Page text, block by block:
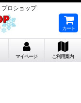
ロショップ
カート
マイページ ご利用案内